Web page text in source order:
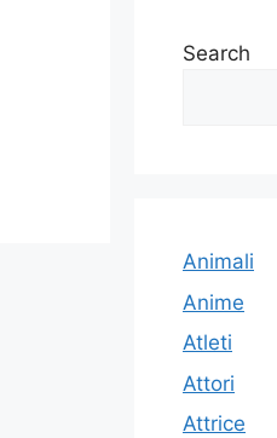
Search
Animali
Anime
Atleti
Attori
Attrice